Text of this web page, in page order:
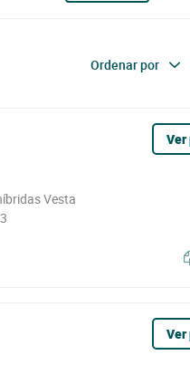
Ordenar por
Vesta
Ver
Ver